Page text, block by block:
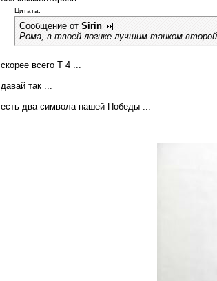
Цитата:
Сообщение от Sirin
Рома, в твоей логике лучшим танком
скорее всего Т 4 ...
давай так ...
есть два символа нашей Победы ...